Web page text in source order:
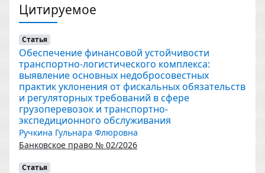
Цитируемое
Статья
Обеспечение финансовой устойчивости
транспортно-логистического комплекса:
выявление основных недобросовестных
практик уклонения от фискальных обязательств
и регуляторных требований в сфере
грузоперевозок и транспортно-
экспедиционного обслуживания
Ручкина Гульнара Флюровна
Банковское право № 02/2026
Статья